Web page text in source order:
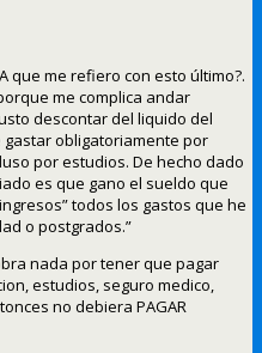
que me refiero con esto último?.
me complica andar
descontar del liquido del
obligatoriamente por
por estudios. De hecho dado
es que gano el sueldo que
todos los gastos que he
o postgrados.”
nada por tener que pagar
estudios, seguro medico,
no debiera PAGAR